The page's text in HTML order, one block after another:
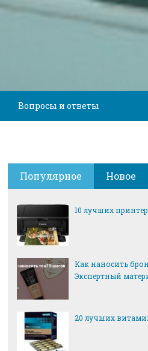
Вопросы и ответы
Популярное Новое
10 лучших
Как наносить
Экспертный
20 лучших